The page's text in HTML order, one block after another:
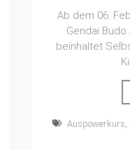
Ab dem 06.
Gendai Budo
beinhaltet
Auspowerkurs